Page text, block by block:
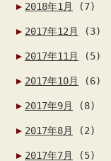
2018年1月 (7)
2017年12月 (3)
2017年11月 (5)
2017年10月 (6)
2017年9月 (8)
2017年8月 (2)
2017年7月 (5)